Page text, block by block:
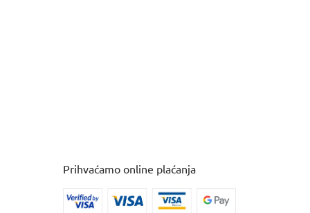
Prihvaćamo online plaćanja